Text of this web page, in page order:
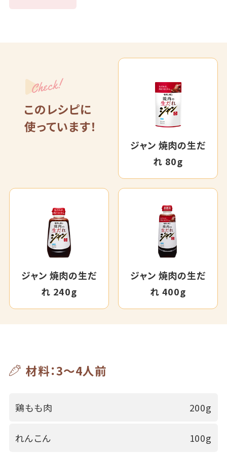
Check!
このレシピに
使っています！
ジャン 焼肉の生だ
れ 80g
ジャン 焼肉の生だ
れ 240g
ジャン 焼肉の生だ
れ 400g
材料：3～4人前
鶏もも肉 200g
れんこん 100g